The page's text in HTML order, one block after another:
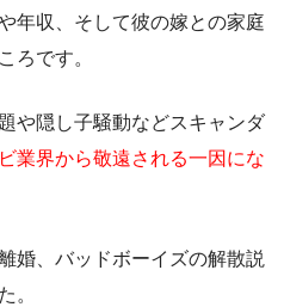
年収、そして彼の嫁との家庭
ろです。
や隠し子騒動などスキャンダ
業界から敬遠される一因にな
婚、バッドボーイズの解散説
。